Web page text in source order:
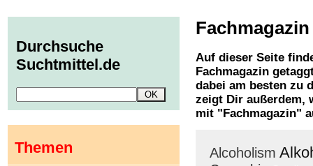
Fachmagazin
Auf dieser Seite
Fachmagazin
dabei am besten zu
zeigt Dir außerdem,
mit " Fachmagazin"
Alcoholism
Durchsuche
Suchtmittel.de
Themen